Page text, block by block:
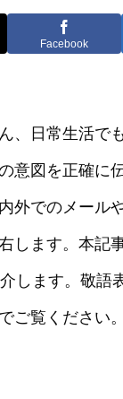
Facebook
、日常生活で
意図を正確に
外でのメール
します。本記
します。敬語
ご覧ください。